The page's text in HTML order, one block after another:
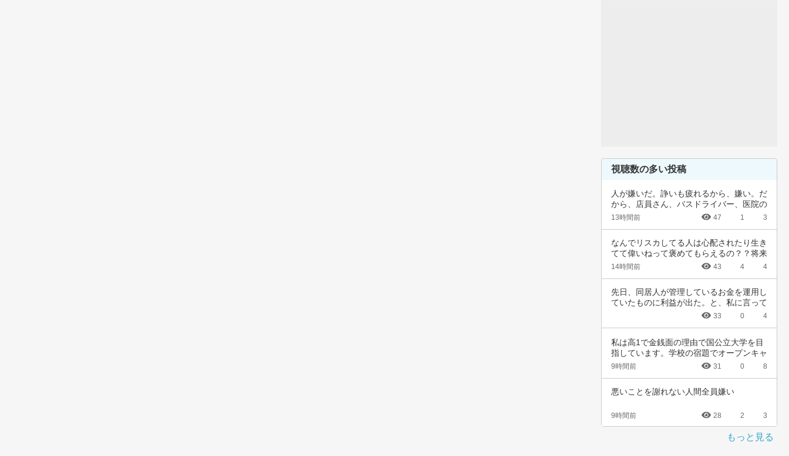
視聴数の多い投稿
人が嫌いだ。諍いも疲れるから、嫌い。だ
から、店員さん、バスドライバー、医院の
受け付け…
13時間前 47 1 3
なんでリスカしてる人は心配されたり生き
てて偉いねって褒めてもらえるの？？将来
のことを…
14時間前 43 4 4
先日、同居人が管理しているお金を運用し
ていたものに利益が出た。と、私に言って
33 0 4
私は高1で金銭面の理由で国公立大学を目
指しています。学校の宿題でオープンキャ
ンパスに…
9時間前 31 0 8
悪いことを謝れない人間全員嫌い
9時間前 28 2 3
もっと見る